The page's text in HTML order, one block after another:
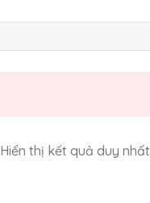
Hiển thị kết quả duy nhất